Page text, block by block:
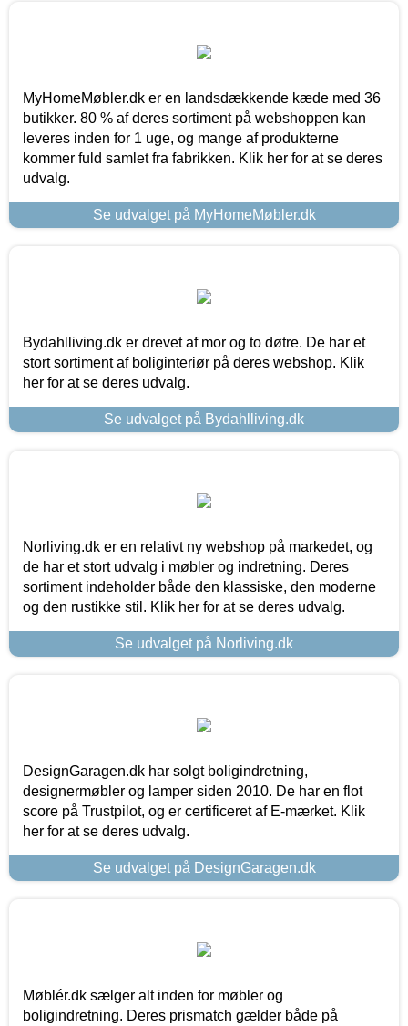
MyHomeMøbler.dk er en landsdækkende kæde med 36
butikker. 80 % af deres sortiment på webshoppen kan
leveres inden for 1 uge, og mange af produkterne
kommer fuld samlet fra fabrikken. Klik her for at se deres
udvalg.
Se udvalget på MyHomeMøbler.dk
Bydahlliving.dk er drevet af mor og to døtre. De har et
stort sortiment af boliginteriør på deres webshop. Klik
her for at se deres udvalg.
Se udvalget på Bydahlliving.dk
Norliving.dk er en relativt ny webshop på markedet, og
de har et stort udvalg i møbler og indretning. Deres
sortiment indeholder både den klassiske, den moderne
og den rustikke stil. Klik her for at se deres udvalg.
Se udvalget på Norliving.dk
DesignGaragen.dk har solgt boligindretning,
designermøbler og lamper siden 2010. De har en flot
score på Trustpilot, og er certificeret af E-mærket. Klik
her for at se deres udvalg.
Se udvalget på DesignGaragen.dk
Møblér.dk sælger alt inden for møbler og
boligindretning. Deres prismatch gælder både på